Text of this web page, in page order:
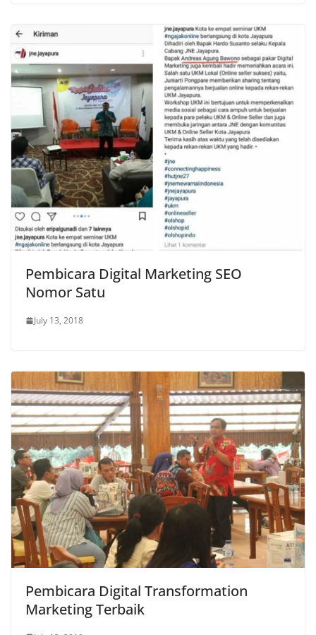
Pembicara Digital Marketing SEO
Nomor Satu
July 13, 2018
Pembicara Digital Transformation
Marketing Terbaik